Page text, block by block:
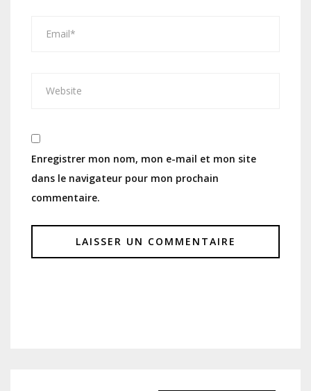
Enregistrer mon nom, mon e-mail et mon site
dans le navigateur pour mon prochain
commentaire.